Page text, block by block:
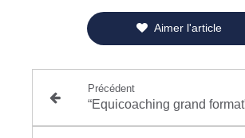
Aimer l'article
Précédent